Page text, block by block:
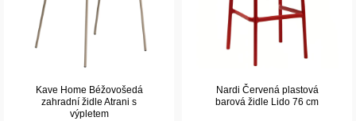
Kave Home Béžovošedá
zahradní židle Atrani s
výpletem
Nardi Červená plastová
barová židle Lido 76 cm